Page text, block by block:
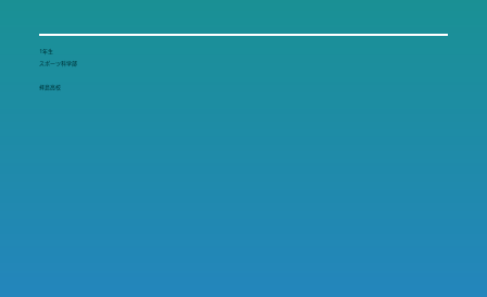
1年生
スポーツ科学部
拝島高校